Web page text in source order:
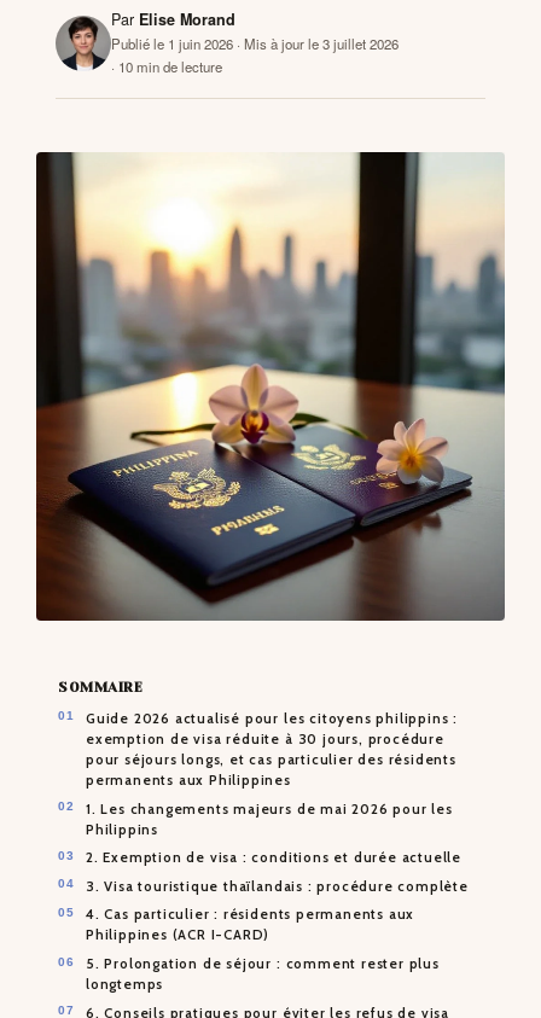
Par Elise Morand
Publié le 1 juin 2026 · Mis à jour le 3 juillet 2026
· 10 min de lecture
SOMMAIRE
Guide 2026 actualisé pour les citoyens philippins :
exemption de visa réduite à 30 jours, procédure
pour séjours longs, et cas particulier des résidents
permanents aux Philippines
1. Les changements majeurs de mai 2026 pour les
Philippins
2. Exemption de visa : conditions et durée actuelle
3. Visa touristique thaïlandais : procédure complète
4. Cas particulier : résidents permanents aux
Philippines (ACR I-CARD)
5. Prolongation de séjour : comment rester plus
longtemps
6. Conseils pratiques pour éviter les refus de visa